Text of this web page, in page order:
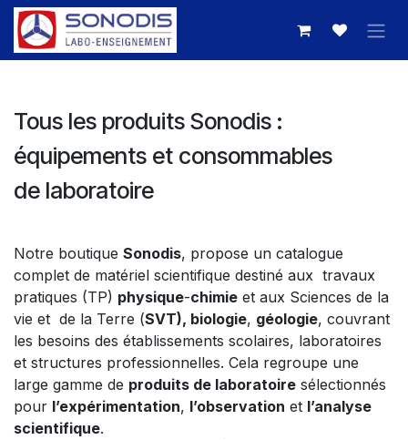
Se rendre au contenu
Tous les produits Sonodis :
équipements et consommables
de laboratoire
Notre boutique Sonodis, propose un catalogue
complet de matériel scientifique destiné aux travaux
pratiques (TP) physique-chimie et aux Sciences de la
vie et de la Terre (SVT), biologie, géologie, couvrant
les besoins des établissements scolaires, laboratoires
et structures professionnelles. Cela regroupe une
large gamme de produits de laboratoire sélectionnés
pour l’expérimentation, l’observation et l’analyse
scientifique.